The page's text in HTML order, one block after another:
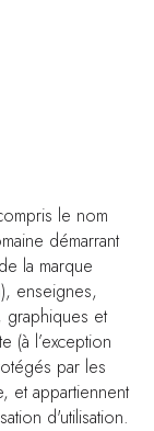
le nom
démarrant
la marque
enseignes,
graphiques et
(à l’exception
par les
et appartiennent
d'utilisation.